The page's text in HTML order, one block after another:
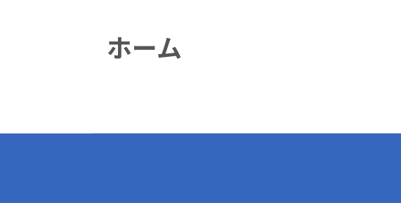
ホーム